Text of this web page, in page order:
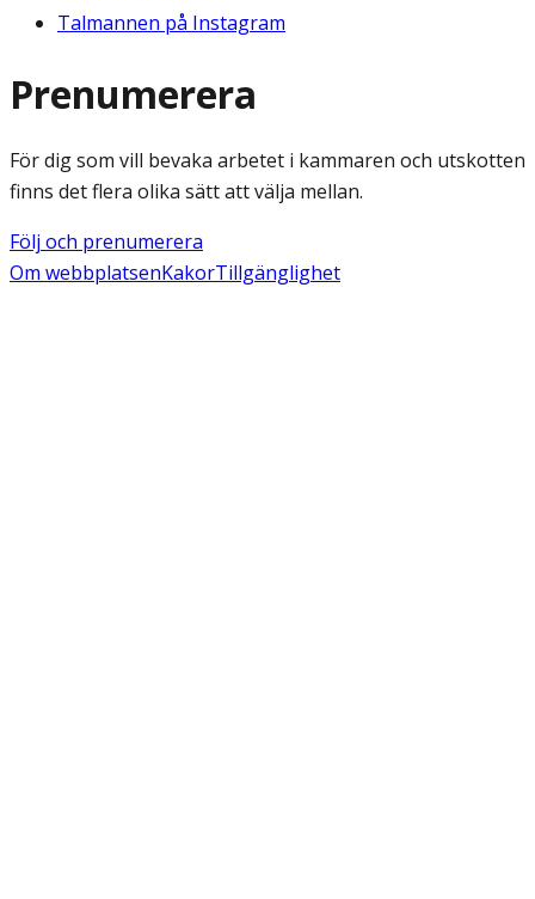
Talmannen på Instagram
Prenumerera
För dig som vill bevaka arbetet i kammaren och utskotten
finns det flera olika sätt att välja mellan.
Följ och prenumerera
Om webbplatsenKakorTillgänglighet